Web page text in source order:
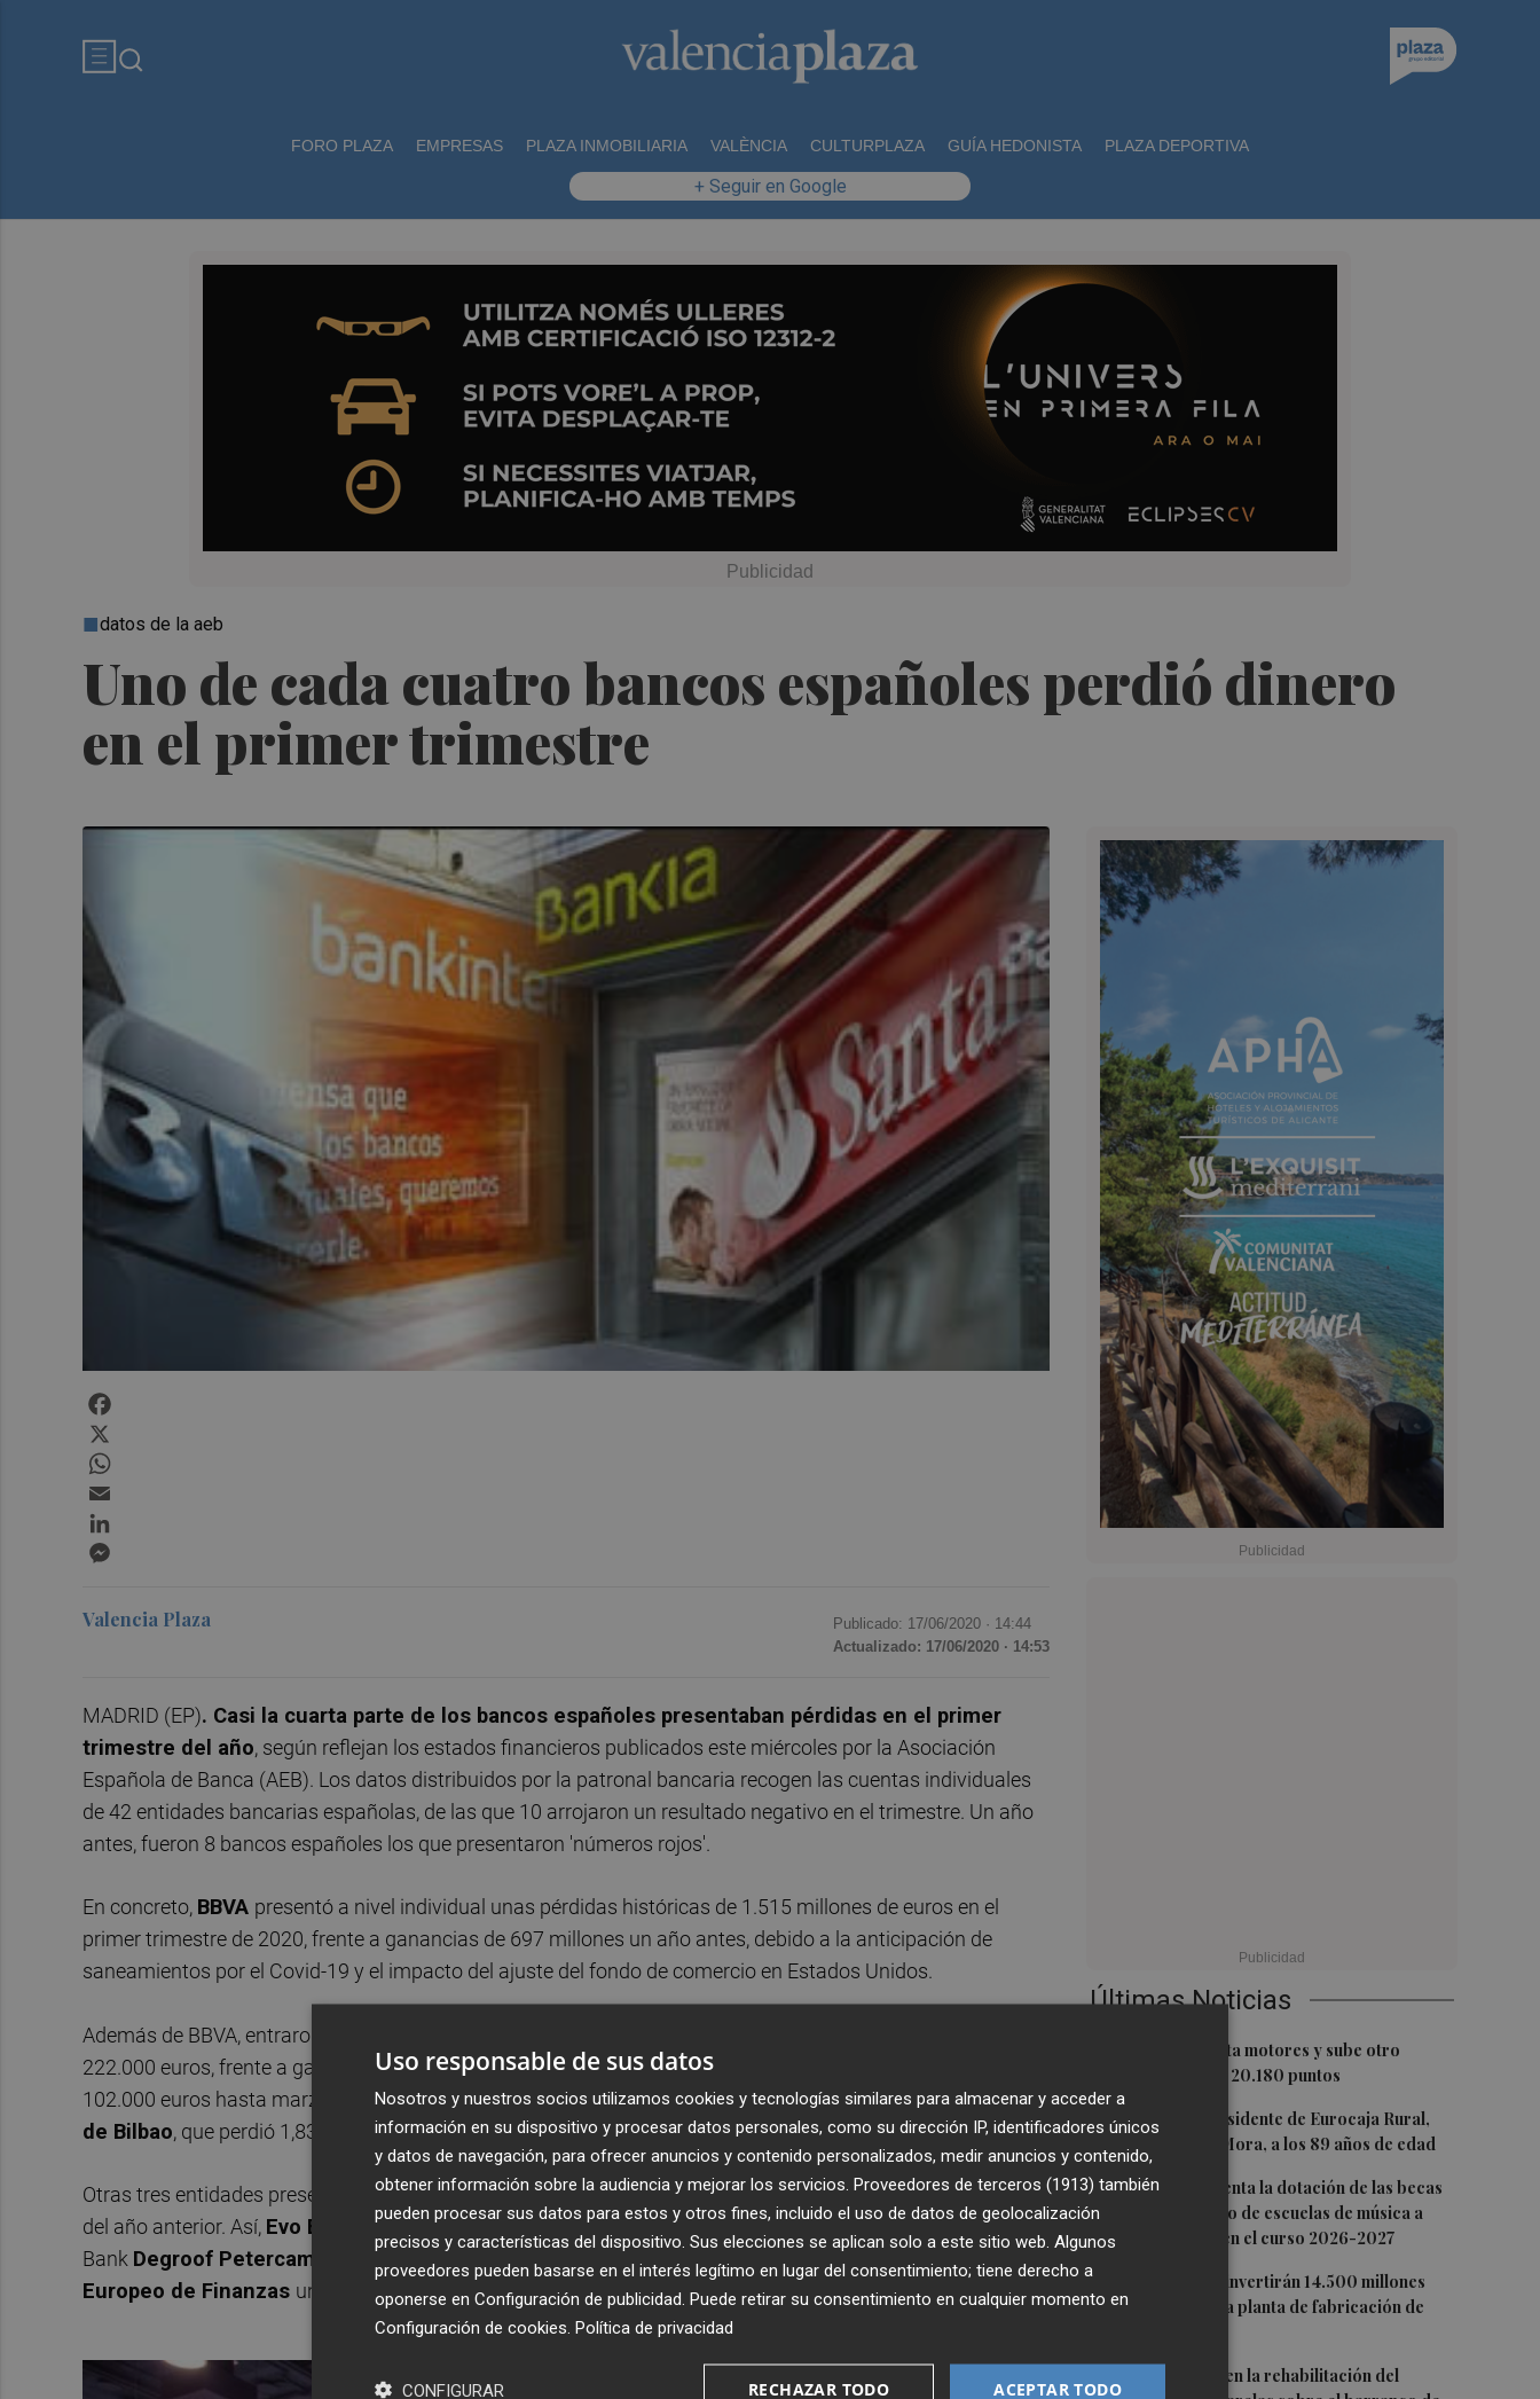
FORO PLAZA EMPRESAS PLAZA INMOBILIARIA VALÈNCIA CULTURPLAZA GUÍA HEDONISTA PLAZA DEPORTIVA
+ Seguir en Google
Uno de cada cuatro bancos españoles perdió dinero
en el primer trimestre
datos de la aeb
Últimas Noticias
El Ibex 35 aprieta motores y sube otro
0,62%, hasta los 20.180 puntos
2 Fallece el expresidente de Eurocaja Rural,
Andrés Gómez Mora, a los 89 años de edad
3CaixaBank aumenta la dotación de las becas
para el alumnado de escuelas de música a
275.000 euros en el curso 2026-2027
4
Tesla y SpaceX invertirán 14.500 millones
para construir la planta de fabricación de
5 L'Eliana avanza en la rehabilitación del
Valencia Plaza Publicado: 17/06/2020 · 14:44
Actualizado: 17/06/2020 · 14:53
MADRID (EP). Casi la cuarta parte de los bancos españoles presentaban pérdidas en el primer
trimestre del año, según reflejan los estados financieros publicados este miércoles por la Asociación
Española de Banca (AEB). Los datos distribuidos por la patronal bancaria recogen las cuentas individuales
de 42 entidades bancarias españolas, de las que 10 arrojaron un resultado negativo en el trimestre. Un año
antes, fueron 8 bancos españoles los que presentaron 'números rojos'.
En concreto, BBVA presentó a nivel individual unas pérdidas históricas de 1.515 millones de euros en el
primer trimestre de 2020, frente a ganancias de 697 millones un año antes, debido a la anticipación de
saneamientos por el Covid-19 y el impacto del ajuste del fondo de comercio en Estados Unidos.
Además de BBVA, entraron en terreno negativo respecto a un año antes
222.000 euros, frente a ganancias de 395.000 euros un año antes;Banco de Depósitos
102.000 euros hasta marzo de 2019 se convirtió en 'números rojos' de 144.000 euros, yBanco Industrial
de Bilbao, que perdió 1,83 millones en el primer trimestre, frente a ganancias de 2,7 millones un año antes.
Otras tres entidades presentaron pérdidas entre enero y marzo, aunque menores que las del mismo periodo
del año anterior. Así, Evo Banco perdió 4,87 millones, un resultado un 51% mejor que en marzo de 2019;
Bank Degroof Petercam Spainredujo un 13,5% sus pérdidas hasta marzo, con 1,41 millones, y
Banco
Europeo de Finanzas un 35,5% las suyas, con 156.000 euros.
Uso responsable de sus datos
Nosotros y nuestros socios utilizamos cookies y tecnologías similares para almacenar y acceder a
información en su dispositivo y procesar datos personales, como su dirección IP, identificadores únicos
y datos de navegación, para ofrecer anuncios y contenido personalizados, medir anuncios y contenido,
obtener información sobre la audiencia y mejorar los servicios. Proveedores de terceros (1913) también
pueden procesar sus datos para estos y otros fines, incluido el uso de datos de geolocalización
precisos y características del dispositivo. Sus elecciones se aplican solo a este sitio web. Algunos
proveedores pueden basarse en el interés legítimo en lugar del consentimiento; tiene derecho a
oponerse en Configuración de publicidad . Puede retirar su consentimiento en cualquier momento en
Configuración de cookies Política de privacidad
ACEPTAR TODO
RECHAZAR TODO
CONFIGURAR